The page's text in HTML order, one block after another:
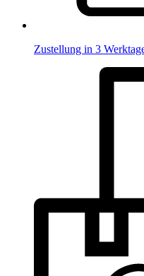
Zustellung in 3